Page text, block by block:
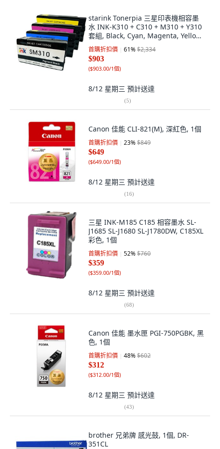
starink Tonerpia 三星印表機相容墨
水 INK-K310 + C310 + M310 + Y310
套組, Black, Cyan, Magenta, Yellow,
1個
首購折扣價 61%$2,334
$903
($903.00/1個)
8/12 星期三 預計送達
(5)
Canon 佳能 CLI-821(M), 深紅色, 1個
首購折扣價 23%$849
$649
($649.00/1個)
8/12 星期三 預計送達
(16)
三星 INK-M185 C185 相容墨水 SL-
J1685 SL-J1680 SL-J1780DW, C185XL
彩色, 1個
首購折扣價 52%$760
$359
($359.00/1個)
8/12 星期三 預計送達
(68)
Canon 佳能 墨水匣 PGI-750PGBK, 黑
色, 1個
首購折扣價 48%$602
$312
($312.00/1個)
8/12 星期三 預計送達
(43)
brother 兄弟牌 感光鼓, 1個, DR-
351CL